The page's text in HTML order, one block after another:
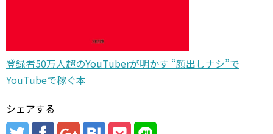
登録者50万人超のYouTuberが明かす “顔出しナシ”で
YouTubeで稼ぐ本
シェアする